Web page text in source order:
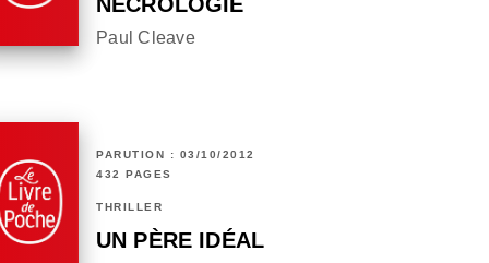
Paul Cleave
PARUTION : 03/10/2012
432 PAGES
THRILLER
UN PÈRE IDÉAL